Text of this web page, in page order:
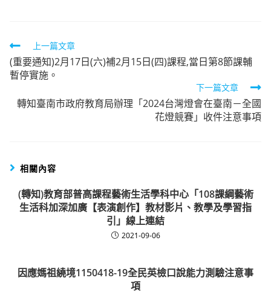
Read
more
articles
上一篇文章
(重要通知)2月17日(六)補2月15日(四)課程,當日第8節課輔
暫停實施。
下一篇文章
轉知臺南市政府教育局辦理「2024台灣燈會在臺南－全國
花燈競賽」收件注意事項
相關內容
(轉知)教育部普高課程藝術生活學科中心「108課綱藝術
生活科加深加廣【表演創作】教材影片、教學及學習指
引」線上連結
2021-09-06
因應媽祖繞境1150418-19全民英檢口說能力測驗注意事
項